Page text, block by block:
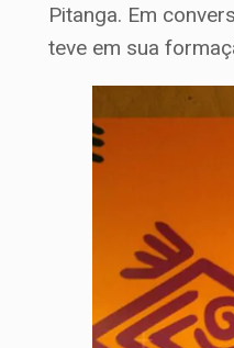
Pitanga. Em
teve em sua